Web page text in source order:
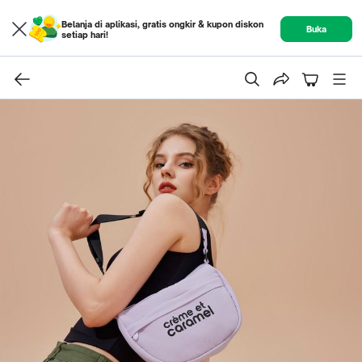
Belanja di aplikasi, gratis ongkir & kupon diskon
setiap hari!
Buka